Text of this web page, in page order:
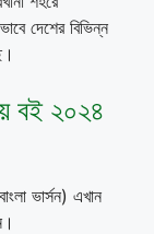
দেশের বিভিন্ন
বই ২০২৪
ভার্সন) এখান